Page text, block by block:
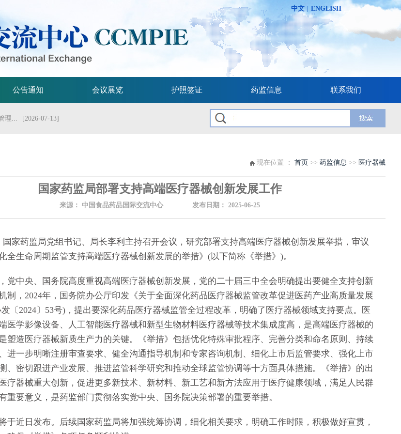
中文 ENGLISH
公告通知 会议展览 护照签证 药监信息 联系我们
理... [2026-07-13]
...
原...
[2026-06-25]
现在位置 ： 首页 >> 药监信息 >> 医疗器械
国家药监局部署支持高端医疗器械创新发展工作
来源： 中国食品药品国际交流中心 发布日期： 2025-06-25
药监局党组书记、局长李利主持召开会议，研究部署支持高端医疗器械创新发展举措，审议
全生命周期监管支持高端医疗器械创新发展的举措》(以下简称《举措》)。
中央、国务院高度重视高端医疗器械创新发展，党的二十届三中全会明确提出要健全支持创新
制，2024年，国务院办公厅印发《关于全面深化药品医疗器械监管改革促进医药产业高质量发展
〔2024〕53号)，提出要深化药品医疗器械监管全过程改革，明确了医疗器械领域支持要点。医
医学影像设备、人工智能医疗器械和新型生物材料医疗器械等技术集成度高，是高端医疗器械的
塑造医疗器械新质生产力的关键。《举措》包括优化特殊审批程序、完善分类和命名原则、持续
进一步明晰注册审查要求、健全沟通指导机制和专家咨询机制、细化上市后监管要求、强化上市
、密切跟进产业发展、推进监管科学研究和推动全球监管协调等十方面具体措施。《举措》的出
疗器械重大创新，促进更多新技术、新材料、新工艺和新方法应用于医疗健康领域，满足人民群
重要意义，是药监部门贯彻落实党中央、国务院决策部署的重要举措。
近日发布。后续国家药监局将加强统筹协调，细化相关要求，明确工作时限，积极做好宣贯，